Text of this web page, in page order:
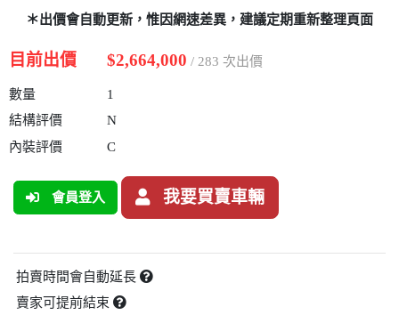
＊出價會自動更新，惟因網速差異，建議定期重新整理頁面
目前出價 $2,664,000 / 283 次出價
數量
1
結構評價
N
內裝評價
C
會員登入 我要買賣車輛
拍賣時間會自動延長
賣家可提前結束